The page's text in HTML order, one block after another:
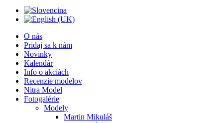
O nás
Pridaj sa k nám
Novinky
Kalendár
Info o akciách
Recenzie modelov
Nitra Model
Fotogalérie
Modely
Martin Mikuláš